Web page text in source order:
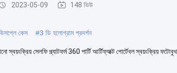
2023-05-09 148 ভিউ
কেস #3 ডি হলোগ্রাম প্রদর্শন
স্বয়ংক্রিয় সেলফি প্ল্যাটফর্ম 360 পার্টি আর্টিফ্যাক্ট পোর্টেবল স্বয়ংক্রিয়